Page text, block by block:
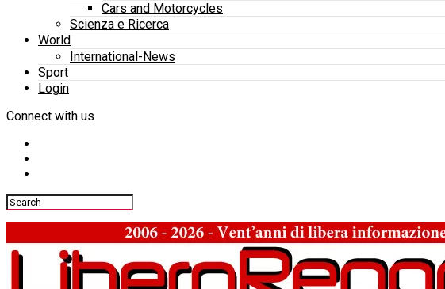
Cars and Motorcycles
Scienza e Ricerca
World
International-News
Sport
Login
Connect with us